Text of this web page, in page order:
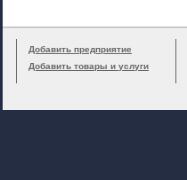
Добавить предприятие
Добавить товары и услуги